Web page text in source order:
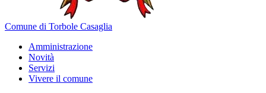
Comune di Torbole Casaglia
Amministrazione
Novità
Servizi
Vivere il comune